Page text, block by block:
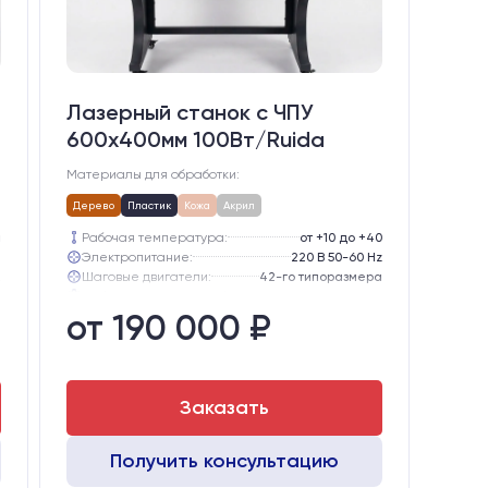
Лазерный станок c ЧПУ
600х400мм 100Вт/Ruida
Материалы для обработки:
Дерево Пластик Кожа Акрил
Рабочая температура:
от +10 до +40
Электропитание:
220 В 50-60 Hz
Шаговые двигатели:
42-го типоразмера
Направляющие оси Y:
Направляющие оси Х:
от 190 000 ₽
Заказать
Получить консультацию